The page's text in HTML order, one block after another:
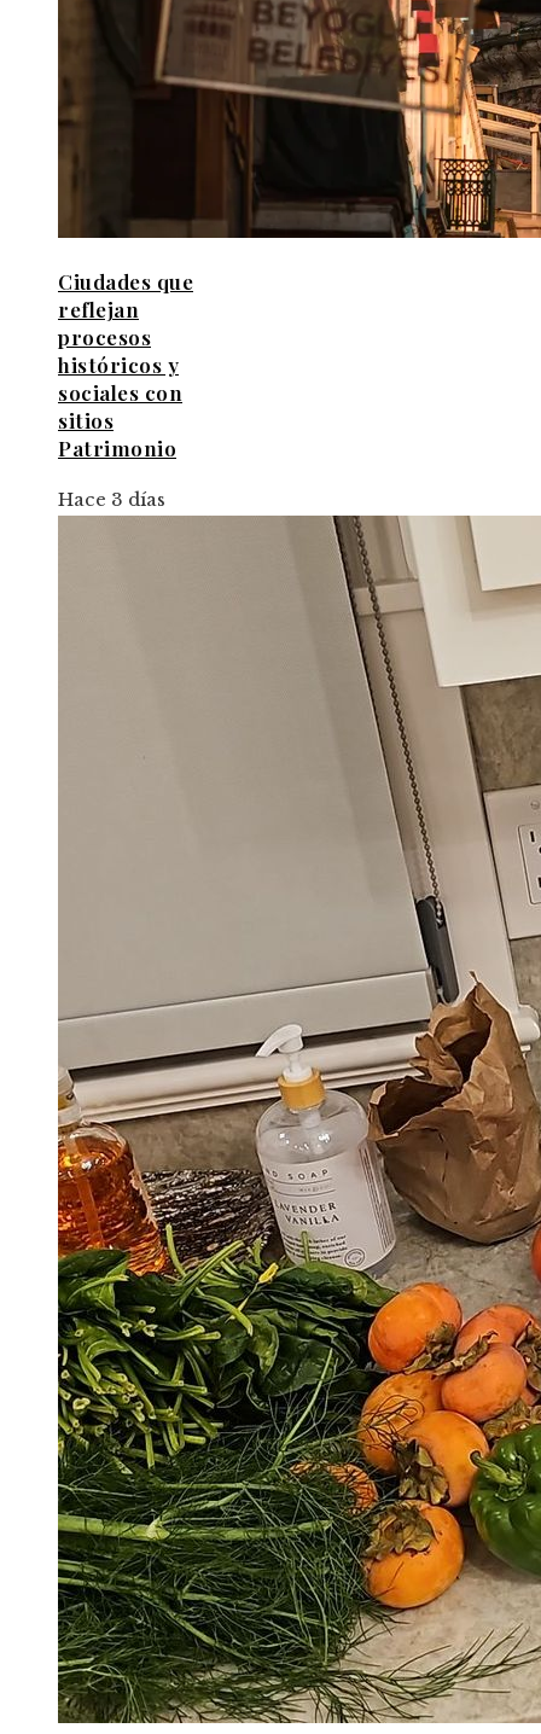
Ciudades que
reflejan
procesos
históricos y
sociales con
sitios
Patrimonio
Hace 3 días